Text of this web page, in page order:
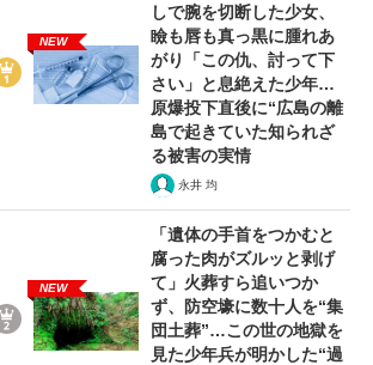
NEW
しで腕を切断した少女、
瞼も唇も真っ黒に腫れあ
がり「この仇、討って下
さい」と息絶えた少年…
原爆投下直後に“広島の離
島で起きていた知られざ
る被害の実情
永井 均
NEW
「遺体の手首をつかむと
腐った肉がズルッと剥げ
て」火葬すら追いつか
ず、防空壕に数十人を“集
団土葬”…この世の地獄を
見た少年兵が明かした“過